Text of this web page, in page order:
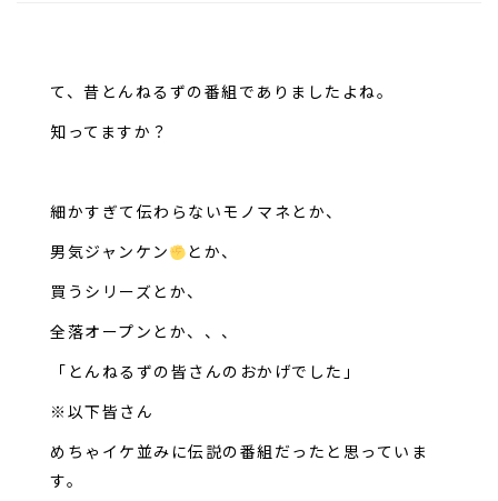
て、昔とんねるずの番組でありましたよね。
知ってますか？
細かすぎて伝わらないモノマネとか、
男気ジャンケン
とか、
買うシリーズとか、
全落オープンとか、、、
「とんねるずの皆さんのおかげでした」
※以下皆さん
めちゃイケ並みに伝説の番組だったと思っていま
す。